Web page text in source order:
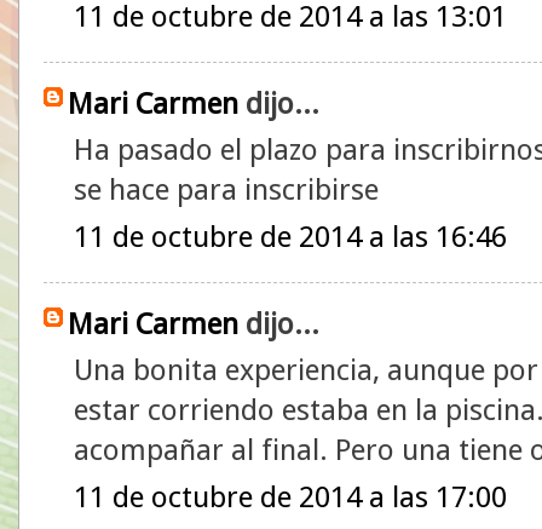
11 de octubre de 2014 a las 13:01
Mari Carmen dijo...
Ha pasado el plazo para
se hace para inscribirse
11 de octubre de 2014 a las 16:46
Mari Carmen dijo...
Una bonita experiencia, aunque
estar corriendo estaba en la
acompañar al final. Pero una tiene
11 de octubre de 2014 a las 17:00